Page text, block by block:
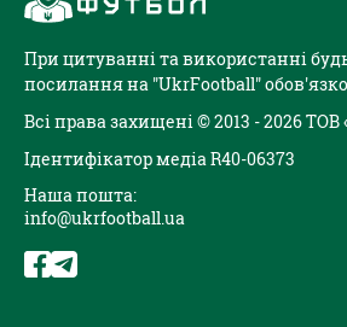
При цитуванні та використанні
посилання на "UkrFootball"
Всі права захищені © 2013 - 2026
Ідентифікатор медіа R40-06373
Наша пошта:
info@ukrfootball.ua